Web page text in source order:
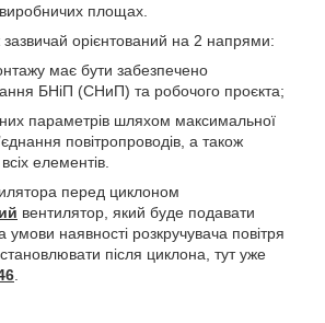
площах.
орієнтований на 2 напрями:
має бути забезпечено
БНіП (СНиП) та робочого проєкта;
параметрів шляхом максимальної
повітропроводів, а також
елементів.
перед циклоном
вентилятор, який буде подавати
умови наявності розкручувача повітря
після циклона, тут уже